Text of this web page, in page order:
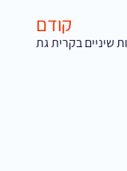
קודם
שיניים בקרית גת